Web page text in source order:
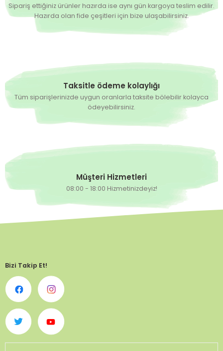
Sipariş ettiğiniz ürünler hazırda ise aynı gün kargoya teslim edilir.
Hazırda olan fide çeşitleri için bize ulaşabilirsiniz.
Taksitle ödeme kolaylığı
Tüm siparişlerinizde uygun oranlarla taksite bölebilir kolayca
ödeyebilirsiniz.
Müşteri Hizmetleri
08:00 - 18:00 Hizmetinizdeyiz!
Bizi Takip Et!